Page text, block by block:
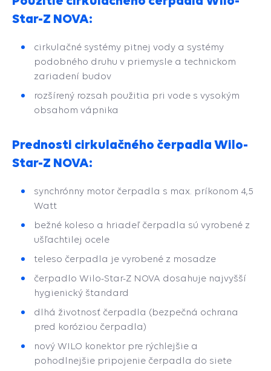
Star-Z NOVA:
cirkulačné systémy pitnej vody a systémy
podobného druhu v priemysle a technickom
zariadení budov
rozšírený rozsah použitia pri vode s vysokým
obsahom vápnika
Prednosti cirkulačného čerpadla Wilo-
Star-Z NOVA:
synchrónny motor čerpadla s max. príkonom 4,5
Watt
bežné koleso a hriadeľ čerpadla sú vyrobené z
ušľachtilej ocele
teleso čerpadla je vyrobené z mosadze
čerpadlo Wilo-Star-Z NOVA dosahuje najvyšší
hygienický štandard
dlhá životnosť čerpadla (bezpečná ochrana
pred koróziou čerpadla)
nový WILO konektor pre rýchlejšie a
pohodlnejšie pripojenie čerpadla do siete